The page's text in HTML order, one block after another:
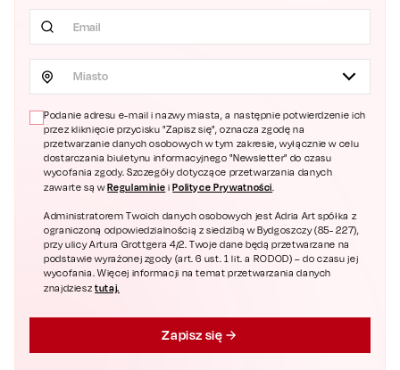
Miasto
Podanie adresu e-mail i nazwy miasta, a następnie potwierdzenie ich
przez kliknięcie przycisku "Zapisz się", oznacza zgodę na
przetwarzanie danych osobowych w tym zakresie, wyłącznie w celu
dostarczania biuletynu informacyjnego "Newsletter" do czasu
wycofania zgody. Szczegóły dotyczące przetwarzania danych
zawarte są wRegulaminie i Polityce Prywatności.
Administratorem Twoich danych osobowych jest Adria Art spółka z
ograniczoną odpowiedzialnością z siedzibą w Bydgoszczy (85- 227),
przy ulicy Artura Grottgera 4/2. Twoje dane będą przetwarzane na
podstawie wyrażonej zgody (art. 6 ust. 1 lit. a RODOD) – do czasu jej
wycofania. Więcej informacji na temat przetwarzania danych
znajdziesztutaj.
Zapisz się